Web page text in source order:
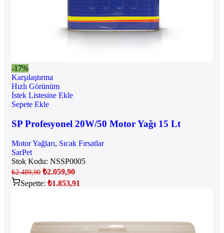
-17%
Karşılaştırma
Hızlı Görünüm
İstek Listesine Ekle
Sepete Ekle
SP Profesyonel 20W/50 Motor Yağı 15 Lt
Motor Yağları, Sıcak Fırsatlar
SarPet
Stok Kodu: NSSP0005
₺2.489,90 ₺2.059,90
Sepette: ₺1.853,91